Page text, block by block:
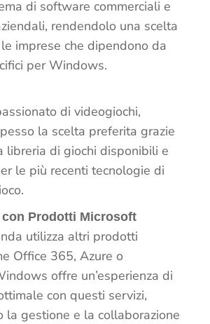
di software commerciali e
rendendolo una scelta
imprese che dipendono da
per Windows.
di videogiochi,
la scelta preferita grazie
libreria di giochi disponibili e
le più recenti tecnologie di
con Prodotti Microsoft
utilizza altri prodotti
Office 365, Azure o
offre un’esperienza di
con questi servizi,
la gestione e la collaborazione